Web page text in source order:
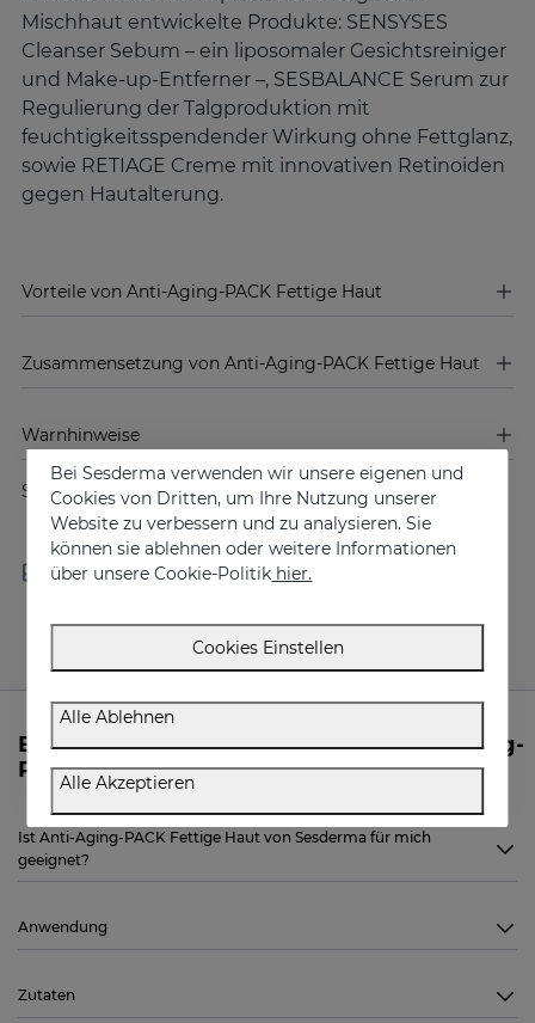
Mischhaut entwickelte Produkte: SENSYSES
Cleanser Sebum – ein liposomaler Gesichtsreiniger
und Make-up-Entferner –, SESBALANCE Serum zur
Regulierung der Talgproduktion mit
feuchtigkeitsspendender Wirkung ohne Fettglanz,
sowie RETIAGE Creme mit innovativen Retinoiden
gegen Hautalterung.
Vorteile von Anti-Aging-PACK Fettige Haut
Zusammensetzung von Anti-Aging-PACK Fettige Haut
Warnhinweise
Share
Free shipping in orders over
100 €
Brauchen Sie Informationen zum Anti-Aging-
PACK Fettige Haut von Sesderma?
Ist Anti-Aging-PACK Fettige Haut von Sesderma für mich
geeignet?
Anwendung
Zutaten
Bei Sesderma verwenden wir unsere eigenen und
Cookies von Dritten, um Ihre Nutzung unserer
Website zu verbessern und zu analysieren. Sie
können sie ablehnen oder weitere Informationen
über unsere Cookie-Politik hier.
Cookies Einstellen
Alle Ablehnen
Alle Akzeptieren